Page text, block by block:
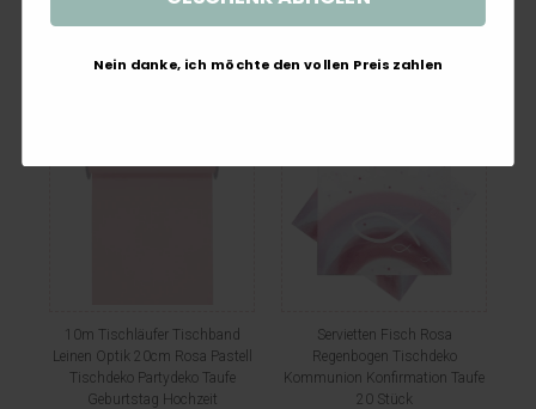
10m Tischläufer Tischband
Leinen Optik 20cm Rosa Pastell
Tischdeko Partydeko Taufe
Geburtstag Hochzeit
Servietten Fisch Rosa
Regenbogen Tischdeko
Kommunion Konfirmation Taufe
20 Stück
Nein danke, ich möchte den vollen Preis zahlen